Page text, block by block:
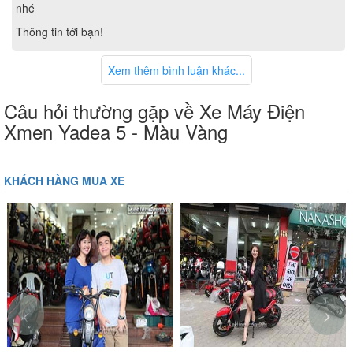
Đuôi xe thiết kế thanh thoát
loại địa hình khắc nghiệt cũng như tải trọng vật nặng lên
đến 180kg. Ngoài ra, xe còn được trang bị chìa khóa chống
trộm tạo giúp người dùng yên tâm hơn. Bộ khóa chống
trộm gồm 4 nút điều khiển. Nút khóa xe tự động, nút mở
khóa thông thường, nút tìm xe với biểu tượng chiếc chuông
và nút mở khóa tự động có biểu tượng hình sét. Với nút mở
khóa tự động, người dùng có thể vận hành xe mà không
nhé
Thông tin tới bạn!
Xem thêm bình luận khác...
Câu hỏi thường gặp về Xe Máy Điện
Xmen Yadea 5 - Màu Vàng
KHÁCH HÀNG MUA XE
‹ ›